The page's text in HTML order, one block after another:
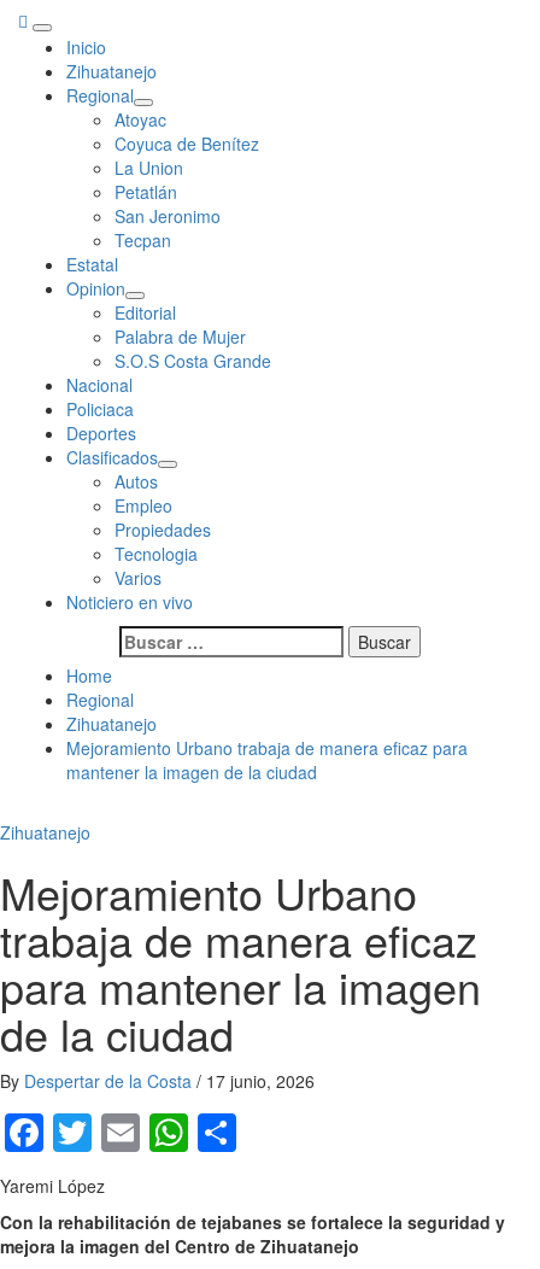
Primary
Menu
Inicio
Zihuatanejo
Regional
Atoyac
Coyuca de Benítez
La Union
Petatlán
San Jeronimo
Tecpan
Estatal
Opinion
Editorial
Palabra de Mujer
S.O.S Costa Grande
Nacional
Policiaca
Deportes
Clasificados
Autos
Empleo
Propiedades
Tecnologia
Varios
Noticiero en vivo
Buscar:
Home
Regional
Zihuatanejo
Mejoramiento Urbano trabaja de manera eficaz para
mantener la imagen de la ciudad
Zihuatanejo
Mejoramiento Urbano
trabaja de manera eficaz
para mantener la imagen
de la ciudad
By Despertar de la Costa / 17 junio, 2026
Facebook
Twitter
EmailWhatsApp
Yaremi López
Con la rehabilitación de tejabanes se fortalece la seguridad y
mejora la imagen del Centro de Zihuatanejo